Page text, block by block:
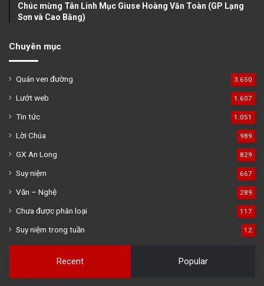
Chúc mừng Tân Linh Mục Giuse Hoàng Văn Toàn (GP Lạng
Sơn và Cao Bằng)
Chuyên mục
Quán ven đường 3.650
Lướt web 1.607
Tin tức 1.051
Lời Chúa 989
GX An Long 829
Suy niệm 667
Văn – Nghệ 289
Chưa được phân loại 117
Suy niệm trong tuần 12
Recent Popular